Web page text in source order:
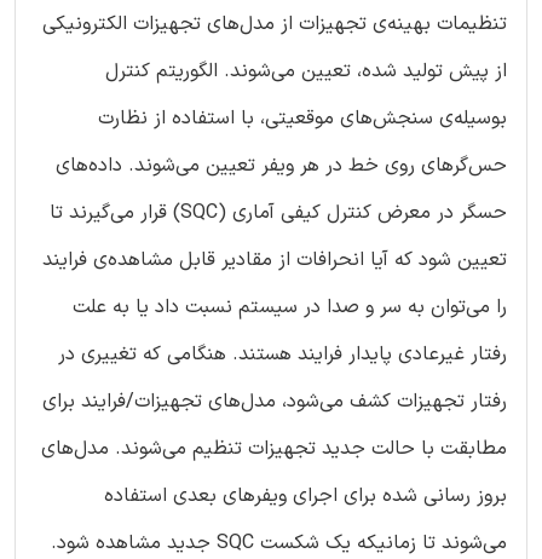
تنظیمات بهینه‌ی تجهیزات از مدل‌های تجهیزات الکترونیکی
از پیش تولید شده، تعیین می‌شوند. الگوریتم کنترل
بوسیله‌ی سنجش‌های موقعیتی، با استفاده از نظارت
حس‌گرهای روی خط در هر ویفر تعیین می‌شوند. داده‌های
حسگر در معرض کنترل کیفی آماری (SQC) قرار می‌گیرند تا
تعیین شود که آیا انحرافات از مقادیر قابل مشاهده‌ی فرایند
را می‌توان به سر و صدا در سیستم نسبت داد یا به علت
رفتار غیرعادی پایدار فرایند هستند. هنگامی که تغییری در
رفتار تجهیزات کشف می‌شود، مدل‌های تجهیزات/فرایند برای
مطابقت با حالت جدید تجهیزات تنظیم می‌شوند. مدل‌های
بروز رسانی شده برای اجرای ویفرهای بعدی استفاده
می‌شوند تا زمانیکه یک شکست SQC جدید مشاهده شود.